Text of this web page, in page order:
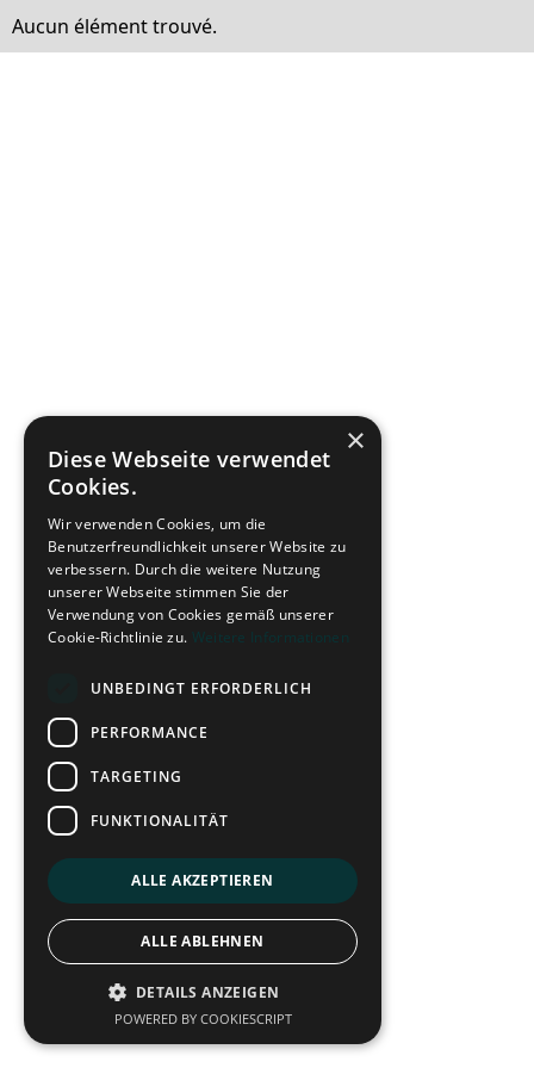
Aucun élément trouvé.
×
Diese Webseite verwendet
Cookies.
Wir verwenden Cookies, um die
Benutzerfreundlichkeit unserer Website zu
verbessern. Durch die weitere Nutzung
unserer Webseite stimmen Sie der
Verwendung von Cookies gemäß unserer
Cookie-Richtlinie zu. Weitere Informationen
UNBEDINGT ERFORDERLICH
PERFORMANCE
TARGETING
FUNKTIONALITÄT
ALLE AKZEPTIEREN
ALLE ABLEHNEN
DETAILS ANZEIGEN
POWERED BY COOKIESCRIPT